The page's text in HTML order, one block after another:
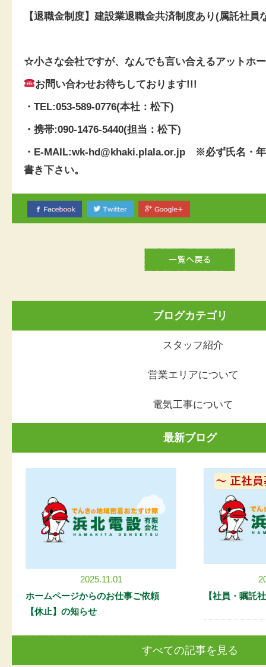
【退職金制度】建設業退職金共済制度あり(属託社員
☆小さな会社ですが、なんでも言い合えるアットホ
お問い合わせお待ちしております!!!
・TEL:053-589-0776(本社：松下)
・携帯:090-1476-5440(担当：松下)
・E-MAIL:wk-hd@khaki.plala.or.jp
※必ず氏名・
書き下さい。
ブログカテゴリ
スタッフ紹介
営業エリアについて
電気工事について
最新ブログ
2025.11.01
ホームページからのお仕事ご依頼
【休止】の知らせ
【社員・嘱託
すべての記事を見る